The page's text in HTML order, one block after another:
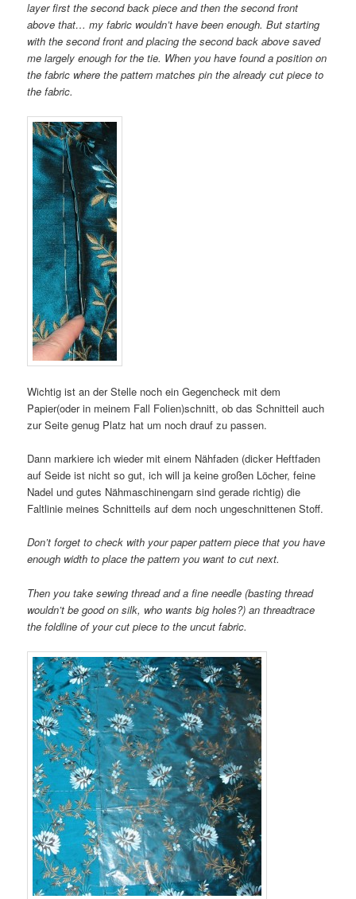
layer first the second back piece and then the second front
above that… my fabric wouldn’t have been enough. But starting
with the second front and placing the second back above saved
me largely enough for the tie. When you have found a position on
the fabric where the pattern matches pin the already cut piece to
the fabric.
Wichtig ist an der Stelle noch ein Gegencheck mit dem
Papier(oder in meinem Fall Folien)schnitt, ob das Schnitteil auch
zur Seite genug Platz hat um noch drauf zu passen.
Dann markiere ich wieder mit einem Nähfaden (dicker Heftfaden
auf Seide ist nicht so gut, ich will ja keine großen Löcher, feine
Nadel und gutes Nähmaschinengarn sind gerade richtig) die
Faltlinie meines Schnitteils auf dem noch ungeschnittenen Stoff.
Don’t forget to check with your paper pattern piece that you have
enough width to place the pattern you want to cut next.
Then you take sewing thread and a fine needle (basting thread
wouldn’t be good on silk, who wants big holes?) an threadtrace
the foldline of your cut piece to the uncut fabric.